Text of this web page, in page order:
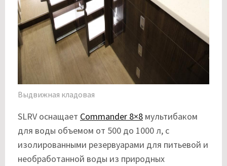
Выдвижная кладовая
SLRV оснащает Commander 8×8 мультибаком
для воды объемом от 500 до 1000 л, с
изолированными резервуарами для питьевой и
необработанной воды из природных